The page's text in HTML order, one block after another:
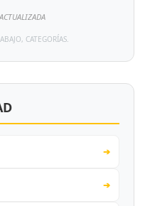
CATEGORÍAS.
➔
➔